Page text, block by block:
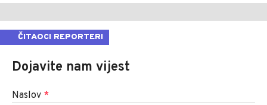
ČITAOCI REPORTERI
Dojavite nam vijest
Naslov *